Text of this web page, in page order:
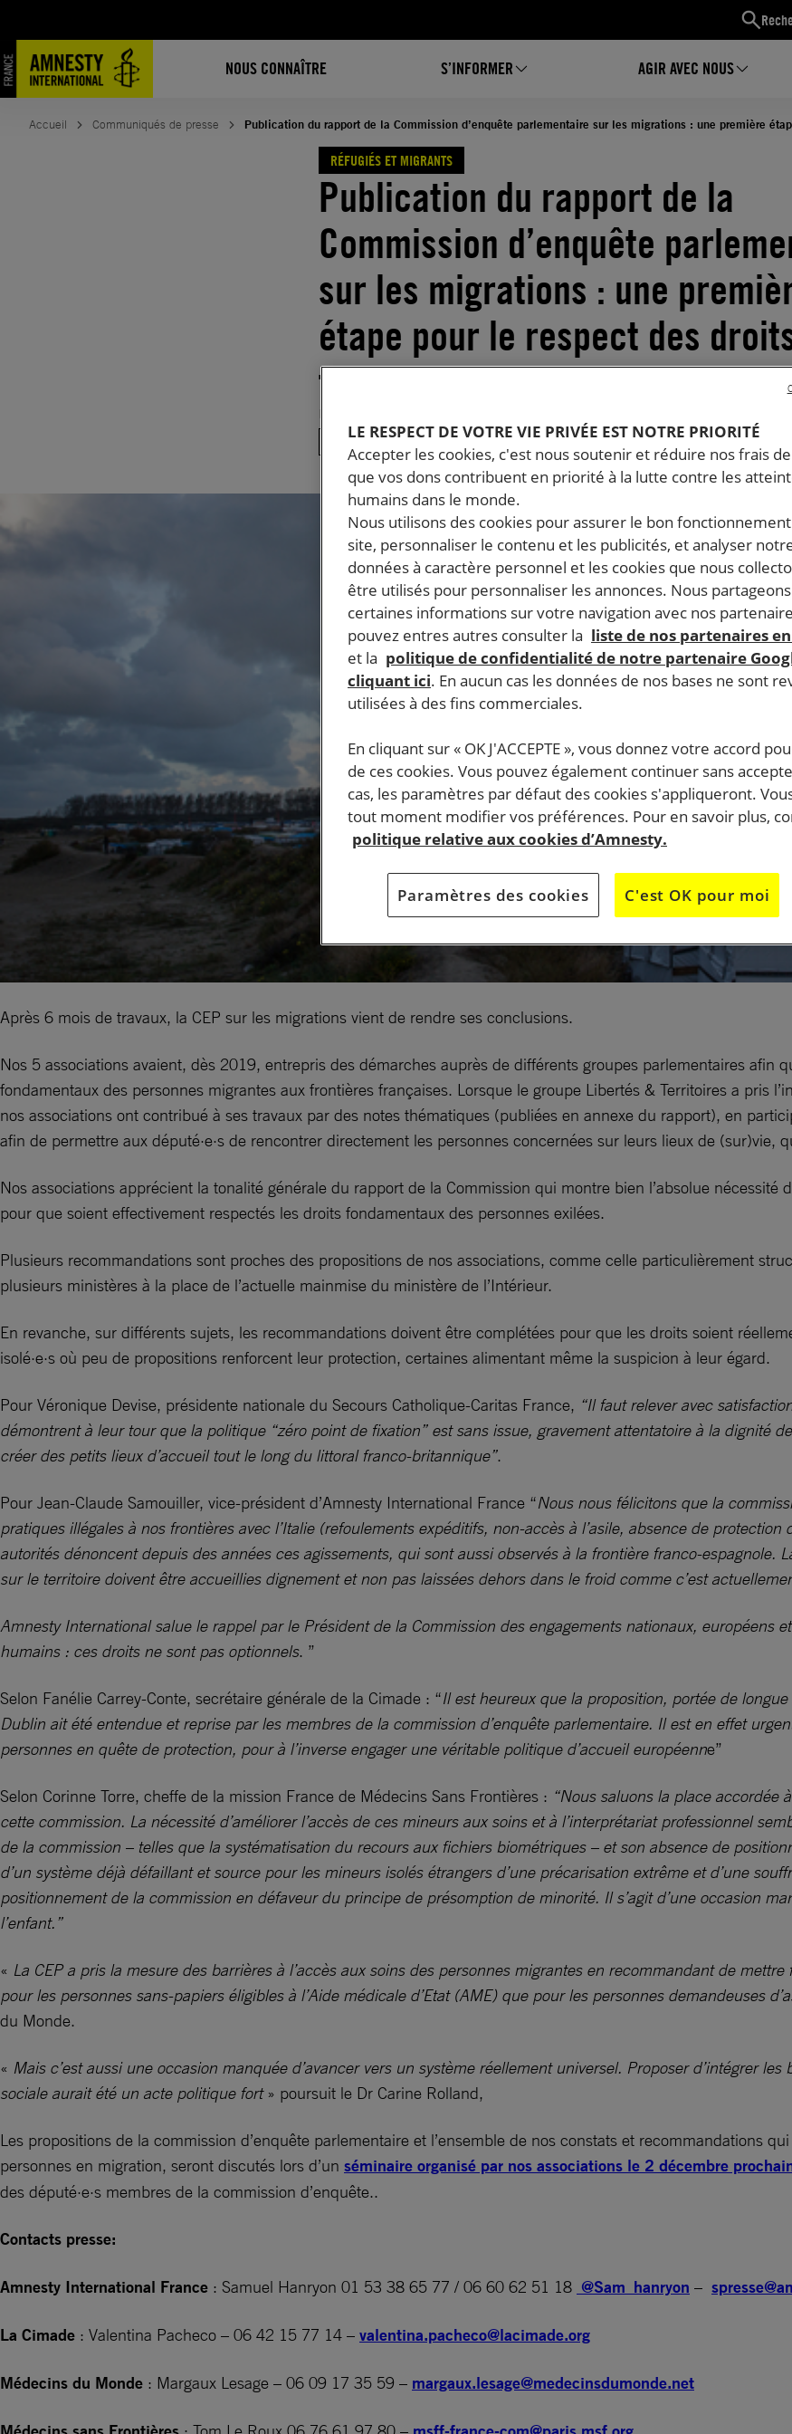
NOUS CONNAÎTRE S’INFORMER AGIR AVEC NOUS
contenu
Accueil Communiqués de presse Publication du rapport de la Commission d’enquête parlementaire sur les migrations : une première
RÉFUGIÉS ET MIGRANTS
Publication du rapport de la
Commission d’enquête
sur les migrations : une
étape pour le respect des
fondamentaux
RÉFUGIÉS ET MIGRANTS
Après 6 mois de travaux, la CEP sur les migrations vient de rendre ses conclusions.
Nos 5 associations avaient, dès 2019, entrepris des démarches auprès de différents groupes parlementaires afin
fondamentaux des personnes migrantes aux frontières françaises. Lorsque le groupe Libertés & Territoires a pris
nos associations ont contribué à ses travaux par des notes thématiques (publiées en annexe du rapport), en
afin de permettre aux député·e·s de rencontrer directement les personnes concernées sur leurs lieux de (sur)vie,
Nos associations apprécient la tonalité générale du rapport de la Commission qui montre bien l’absolue
pour que soient effectivement respectés les droits fondamentaux des personnes exilées.
Plusieurs recommandations sont proches des propositions de nos associations, comme celle particulièrement
plusieurs ministères à la place de l’actuelle mainmise du ministère de l’Intérieur.
En revanche, sur différents sujets, les recommandations doivent être complétées pour que les droits soient
isolé·e·s où peu de propositions renforcent leur protection, certaines alimentant même la suspicion à leur égard.
Pour Véronique Devise, présidente nationale du Secours Catholique-Caritas France, “Il faut relever avec
démontrent à leur tour que la politique “zéro point de fixation” est sans issue, gravement attentatoire à la dignité
créer des petits lieux d’accueil tout le long du littoral franco-britannique”.
Pour Jean-Claude Samouiller, vice-président d’Amnesty International France “Nous nous félicitons que la
pratiques illégales à nos frontières avec l’Italie (refoulements expéditifs, non-accès à l’asile, absence de
autorités dénoncent depuis des années ces agissements, qui sont aussi observés à la frontière franco-espagnole.
sur le territoire doivent être accueillies dignement et non pas laissées dehors dans le froid comme c’est
Amnesty International salue le rappel par le Président de la Commission des engagements nationaux, européens
humains : ces droits ne sont pas optionnels. ”
Selon Fanélie Carrey-Conte, secrétaire générale de la Cimade : “Il est heureux que la proposition, portée de
Dublin ait été entendue et reprise par les membres de la commission d’enquête parlementaire. Il est en effet
personnes en quête de protection, pour à l’inverse engager une véritable politique d’accueil européenne”
Selon Corinne Torre, cheffe de la mission France de Médecins Sans Frontières : “Nous saluons la place accordée
cette commission. La nécessité d’améliorer l’accès de ces mineurs aux soins et à l’interprétariat professionnel
de la commission – telles que la systématisation du recours aux fichiers biométriques – et son absence de
d’un système déjà défaillant et source pour les mineurs isolés étrangers d’une précarisation extrême et d’une
positionnement de la commission en défaveur du principe de présomption de minorité. Il s’agit d’une occasion
l’enfant.”
« La CEP a pris la mesure des barrières à l’accès aux soins des personnes migrantes en recommandant de
pour les personnes sans-papiers éligibles à l’Aide médicale d’Etat (AME) que pour les personnes demandeuses
du Monde.
« Mais c’est aussi une occasion manquée d’avancer vers un système réellement universel. Proposer d’intégrer
sociale aurait été un acte politique fort» poursuit le Dr Carine Rolland,
Les propositions de la commission d’enquête parlementaire et l’ensemble de nos constats et recommandations
personnes en migration, seront discutés lors d’un séminaire organisé par nos associations le 2 décembre
des député·e·s membres de la commission d’enquête..
Contacts presse:
Amnesty International France : Samuel Hanryon 01 53 38 65 77 / 06 60 62 51 18 @Sam_hanryon –
La Cimade : Valentina Pacheco – 06 42 15 77 14 – valentina.pacheco@lacimade.org
Médecins du Monde : Margaux Lesage – 06 09 17 35 59 – margaux.lesage@medecinsdumonde.net
LE RESPECT DE VOTRE VIE PRIVÉE EST NOTRE PRIORITÉ
Accepter les cookies, c'est nous soutenir et réduire nos frais
que vos dons contribuent en priorité à la lutte contre les
humains dans le monde.
Nous utilisons des cookies pour assurer le bon
site, personnaliser le contenu et les publicités, et analyser
données à caractère personnel et les cookies que nous
être utilisés pour personnaliser les annonces. Nous
certaines informations sur votre navigation avec nos
pouvez entres autres consulter la liste de nos partenaires
et la politique de confidentialité de notre partenaire
cliquant ici. En aucun cas les données de nos bases ne sont
utilisées à des fins commerciales.
En cliquant sur « OK J'ACCEPTE », vous donnez votre accord
de ces cookies. Vous pouvez également continuer sans
cas, les paramètres par défaut des cookies s'appliqueront.
tout moment modifier vos préférences. Pour en savoir plus,
politique relative aux cookies d’Amnesty.
Paramètres des cookies C'est OK pour moi